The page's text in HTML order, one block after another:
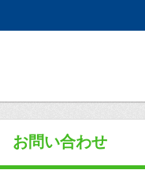
お問い合わせ